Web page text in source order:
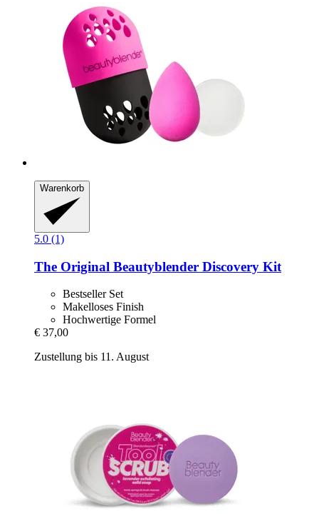
Warenkorb
5.0 (1)
The Original Beautyblender Discovery Kit
Bestseller Set
Makelloses Finish
Hochwertige Formel
€ 37,00
Zustellung bis 11. August